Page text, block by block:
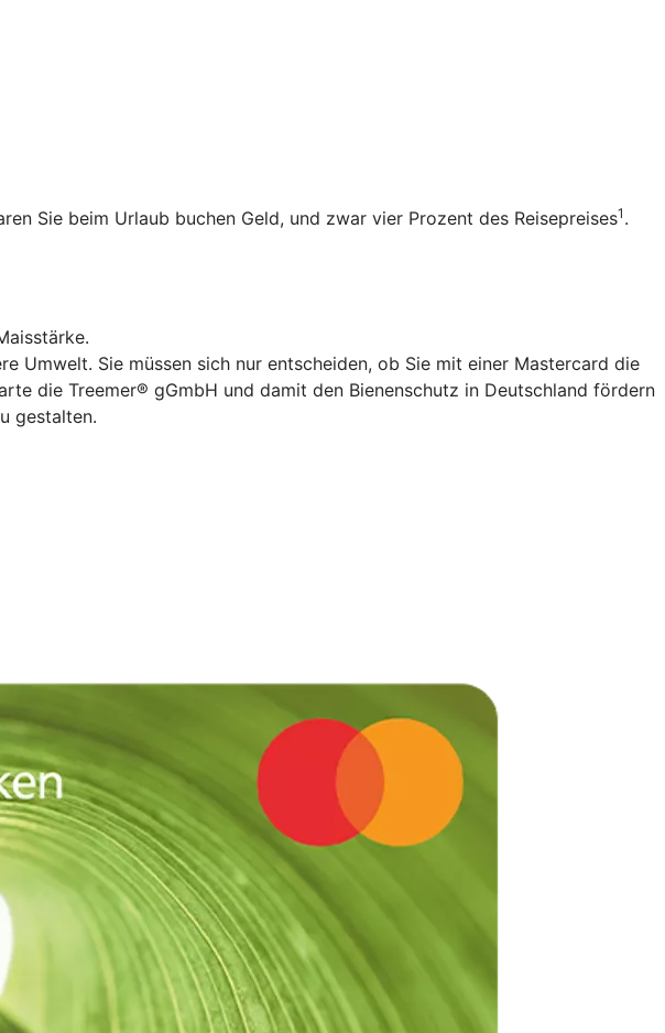
Sie beim Urlaub buchen Geld, und zwar vier Prozent des Reisepreises1 .
Umwelt. Sie müssen sich nur entscheiden, ob Sie mit einer Mastercard die
die Treemer® gGmbH und damit den Bienenschutz in Deutschland fördern
gestalten.